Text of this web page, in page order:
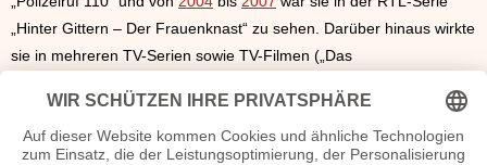
„Hinter Gittern – Der Frauenknast“ zu sehen. Darüber hinaus wirkte
sie in mehreren TV-Serien sowie TV-Filmen („Das
stand auf diversen Theaterbühnen. Zoudé ist verwitwet, ihr
Ehemann war der 2016 verstorbene Regisseur Carlo Rola.